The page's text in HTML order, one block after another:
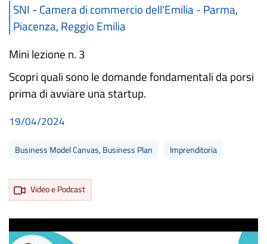
SNI - Camera di commercio dell'Emilia - Parma,
Piacenza, Reggio Emilia
Mini lezione n. 3
Scopri quali sono le domande fondamentali da porsi
prima di avviare una startup.
19/04/2024
Business Model Canvas, Business Plan Imprenditoria
Video e Podcast